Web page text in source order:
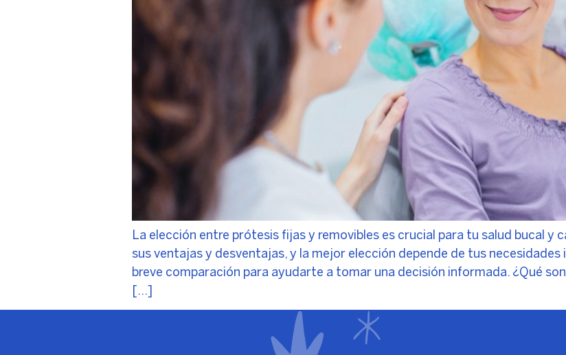
La elección entre prótesis fijas y removibles es crucial para tu salud bucal y
sus ventajas y desventajas, y la mejor elección depende de tus
breve comparación para ayudarte a tomar una decisión informada. ¿Qué
[…]